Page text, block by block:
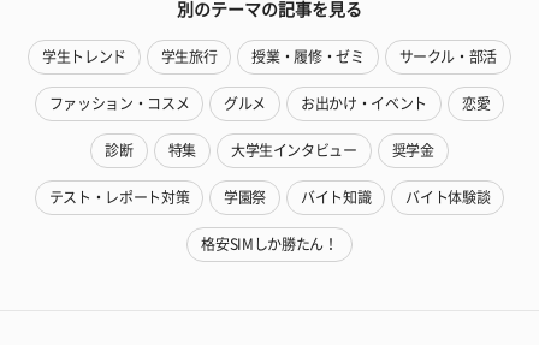
別のテーマの記事を見る
学生トレンド 学生旅行 授業・履修・ゼミ サークル・部活
ファッション・コスメ グルメ お出かけ・イベント 恋愛
診断 特集 大学生インタビュー 奨学金
テスト・レポート対策 学園祭 バイト知識 バイト体験談
格安SIMしか勝たん！